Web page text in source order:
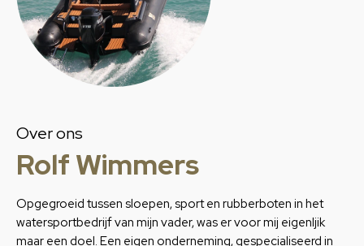
Over ons
Rolf Wimmers
Opgegroeid tussen sloepen, sport en rubberboten in het
watersportbedrijf van mijn vader, was er voor mij eigenljik
maar een doel. Een eigen onderneming, gespecialiseerd in